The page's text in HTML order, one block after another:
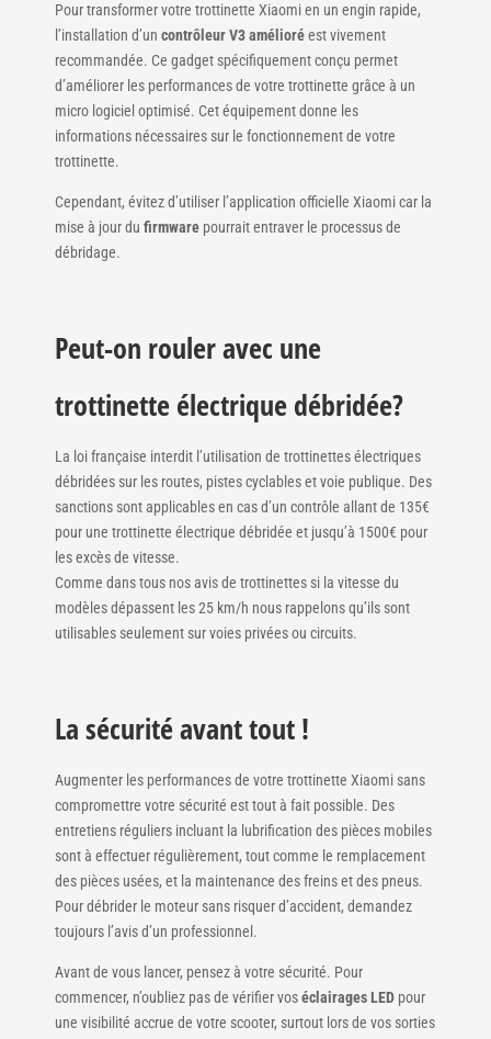
Pour transformer votre trottinette Xiaomi en un engin rapide,
l’installation d’un contrôleur V3 amélioréest vivement
recommandée. Ce gadget spécifiquement conçu permet
d’améliorer les performances de votre trottinette grâce à un
micro logiciel optimisé. Cet équipement donne les
informations nécessaires sur le fonctionnement de votre
trottinette.
Cependant, évitez d’utiliser l’application officielle Xiaomi car la
mise à jour du firmware pourrait entraver le processus de
débridage.
Peut-on rouler avec une
trottinette électrique débridée?
La loi française interdit l’utilisation de trottinettes électriques
débridées sur les routes, pistes cyclables et voie publique. Des
sanctions sont applicables en cas d’un contrôle allant de 135€
pour une trottinette électrique débridée et jusqu’à 1500€ pour
les excès de vitesse.
Comme dans tous nos avis de trottinettes si la vitesse du
modèles dépassent les 25 km/h nous rappelons qu’ils sont
utilisables seulement sur voies privées ou circuits.
La sécurité avant tout!
Augmenter les performances de votre trottinette Xiaomi sans
compromettre votre sécurité est tout à fait possible. Des
entretiens réguliers incluant la lubrification des pièces mobiles
sont à effectuer régulièrement, tout comme le remplacement
des pièces usées, et la maintenance des freins et des pneus.
Pour débrider le moteur sans risquer d’accident, demandez
toujours l’avis d’un professionnel.
Avant de vous lancer, pensez à votre sécurité. Pour
commencer, n’oubliez pas de vérifier voséclairages LED pour
une visibilité accrue de votre scooter, surtout lors de vos sorties